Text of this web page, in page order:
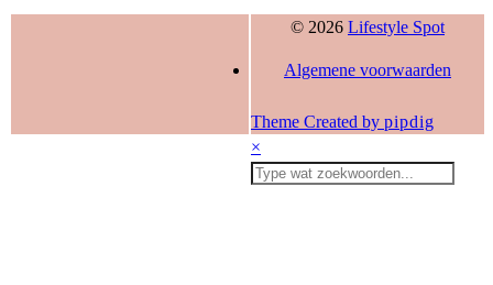
© 2026 Lifestyle Spot
Algemene voorwaarden
Theme Created by pipdig
×